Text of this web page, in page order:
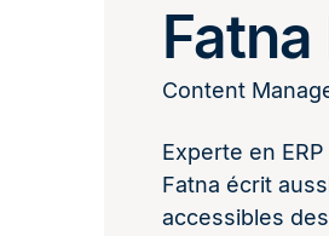
Content
Experte en
Fatna écrit
accessibles